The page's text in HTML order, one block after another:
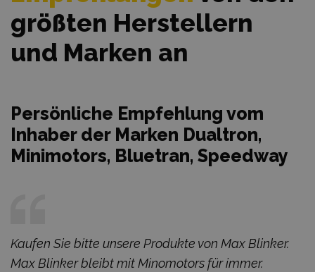
größten Herstellern
und Marken an
Persönliche Empfehlung vom
Inhaber der Marken Dualtron,
Minimotors, Bluetran, Speedway
Kaufen Sie bitte unsere Produkte von Max Blinker.
Max Blinker bleibt mit Minomotors für immer.